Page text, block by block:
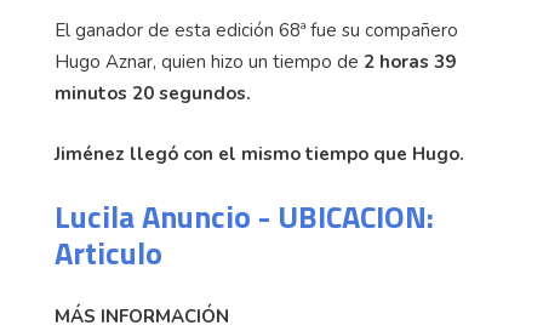
El ganador de esta edición 68ª fue su compañero
Hugo Aznar, quien hizo un tiempo de 2 horas 39
minutos 20 segundos.
Jiménez llegó con el mismo tiempo que Hugo.
Lucila Anuncio - UBICACION:
Articulo
MÁS INFORMACIÓN